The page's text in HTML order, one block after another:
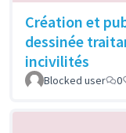
Création et
dessinée
incivilités
Blocked user 0